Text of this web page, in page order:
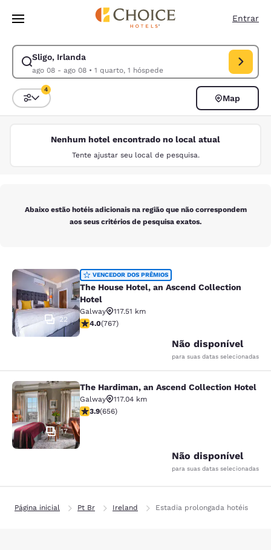
Pular Para Conteúdo Principal
Entrar
Sligo, Irlanda
ago 08 - ago 08• 1 quarto, 1 hóspede
Modificar pesquisa para Sligo, Irlanda. Data de check-in ago 08, data
Classificar e filtrar
4
Map
Nenhum hotel encontrado no local atual
Tente ajustar seu local de pesquisa.
Abaixo estão hotéis adicionais na região que não correspondem
aos seus critérios de pesquisa exatos.
The House Hotel, an Ascend
22
VENCEDOR DOS PRÊMIOS
The House Hotel, an Ascend Collection
Hotel
Galway
117.51 km
classificação 3.99 estrelas. Bom. 767 avaliações
4.0(767)
Não disponível
para suas datas selecionadas
The Hardiman, an Ascend
17
The Hardiman, an Ascend Collection Hotel
Galway
117.04 km
classificação 3.88 estrelas. Bom. 656 avaliações
3.9(656)
Não disponível
para suas datas selecionadas
Página inicial Pt Br Ireland Estadia prolongada hotéis